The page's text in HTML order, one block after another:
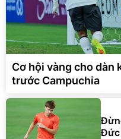
Cơ hội vàng cho dàn
trước Campuchia
Đức